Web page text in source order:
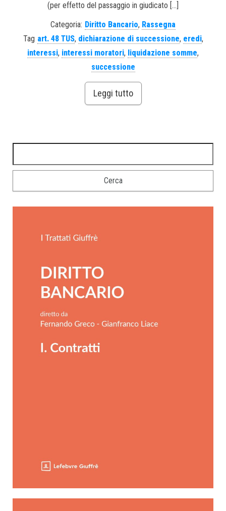
(per effetto del passaggio in giudicato […]
Categoria: Diritto Bancario, Rassegna
Tag art. 48 TUS, dichiarazione di successione, eredi,
interessi, interessi moratori, liquidazione somme,
successione
Leggi tutto